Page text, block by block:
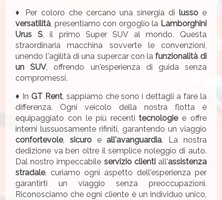
♦ Per coloro che cercano una sinergia di lussoe
versatilità, presentiamo con orgoglio la Lamborghini
Urus S, il primo Super SUV al mondo. Questa
straordinaria macchina sovverte le convenzioni,
unendo l'agilità di una supercar con lafunzionalità di
un SUV, offrendo un'esperienza di guida senza
compromessi.
♦ In GT Rent, sappiamo che sono i dettagli a fare la
differenza. Ogni veicolo della nostra flotta è
equipaggiato con le più recentitecnologiee offre
interni lussuosamente rifiniti, garantendo un viaggio
confortevole, sicuroe all'avanguardia. La nostra
dedizione va ben oltre il semplice noleggio di auto.
Dal nostro impeccabile servizio clientiall'assistenza
stradale, curiamo ogni aspetto dell'esperienza per
garantirti un viaggio senza preoccupazioni.
Riconosciamo che ogni cliente è un individuo unico,